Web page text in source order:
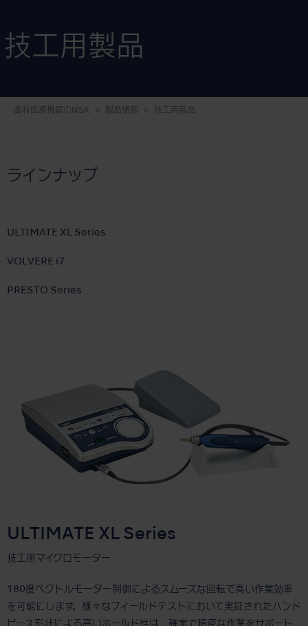
技工用製品
歯科医療機器のNSK 製品情報 技工用製品
ラインナップ
ULTIMATE XL Series
VOLVERE i7
PRESTO Series
ULTIMATE XL Series
技工用マイクロモーター
180度ベクトルモーター制御によるスムーズな回転で高い作業効率
を可能にします。様々なフィールドテストにおいて実証されたハンド